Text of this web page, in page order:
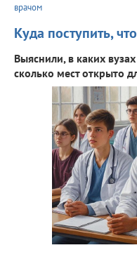
врачом
Куда поступить,
Выяснили, в каких
сколько мест открыто